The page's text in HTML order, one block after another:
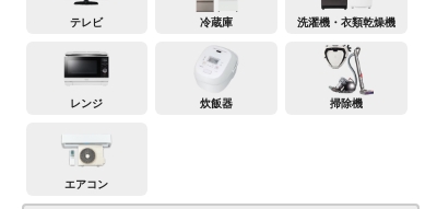
テレビ 冷蔵庫 洗濯機・衣類乾燥機
レンジ 炊飯器 掃除機
エアコン